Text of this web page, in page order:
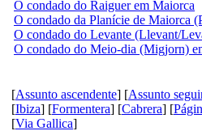
O condado do Raiguer em Maiorca
O condado da Planície de Maiorca
O condado do Levante (Llevant/
O condado do Meio-dia (Migjorn)
[Assunto ascendente] [Assunto
[Ibiza] [Formentera] [Cabrera] [
[Via Gallica]